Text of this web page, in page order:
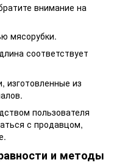
внимание на
мясорубки.
соответствует
из
пользователя
с продавцом,
и методы